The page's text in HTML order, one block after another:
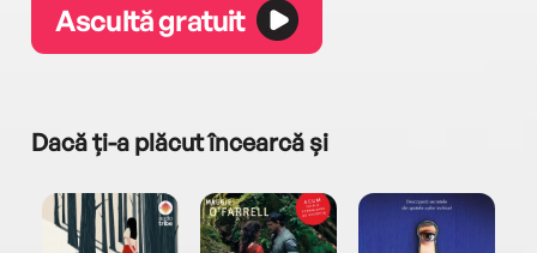
Ascultă gratuit
Dacă ți-a plăcut încearcă și